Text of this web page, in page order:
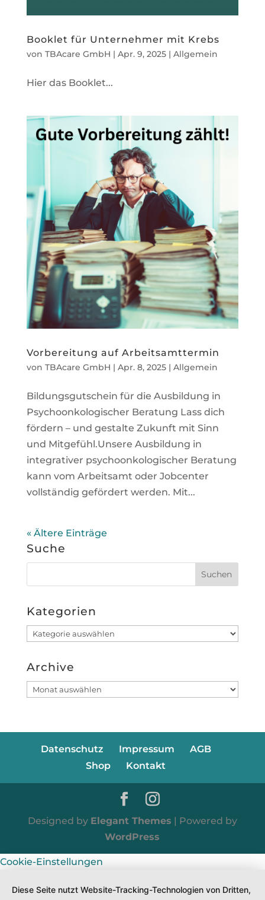
Booklet für Unternehmer mit Krebs
von TBAcare GmbH | Apr. 9, 2025| Allgemein
Hier das Booklet...
Vorbereitung auf Arbeitsamttermin
von TBAcare GmbH | Apr. 8, 2025| Allgemein
Bildungsgutschein für die Ausbildung in
Psychoonkologischer Beratung Lass dich
fördern – und gestalte Zukunft mit Sinn
und Mitgefühl.Unsere Ausbildung in
integrativer psychoonkologischer Beratung
kann vom Arbeitsamt oder Jobcenter
vollständig gefördert werden. Mit...
« Ältere Einträge
Suche
Kategorien
Kategorien
Archive
Archive
Datenschutz Impressum
AGB
Shop
Kontakt
Designed by Elegant Themes | Powered by
WordPress
Cookie-Einstellungen
Diese Seite nutzt Website-Tracking-Technologien von Dritten,